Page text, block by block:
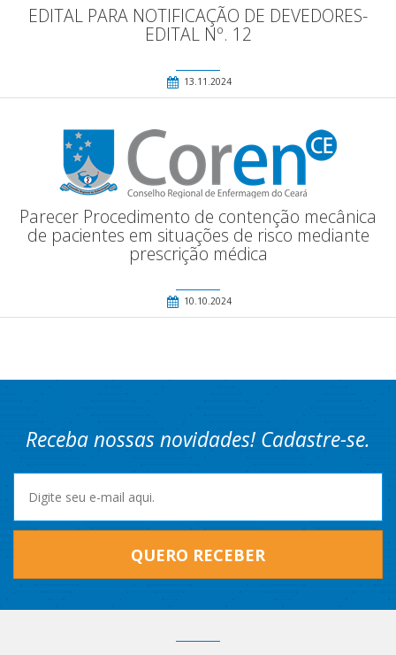
EDITAL PARA NOTIFICAÇÃO DE DEVEDORES-
EDITAL Nº. 12
13.11.2024
Parecer Procedimento de contenção mecânica
de pacientes em situações de risco mediante
prescrição médica
10.10.2024
Receba nossas novidades! Cadastre-se.
QUERO RECEBER